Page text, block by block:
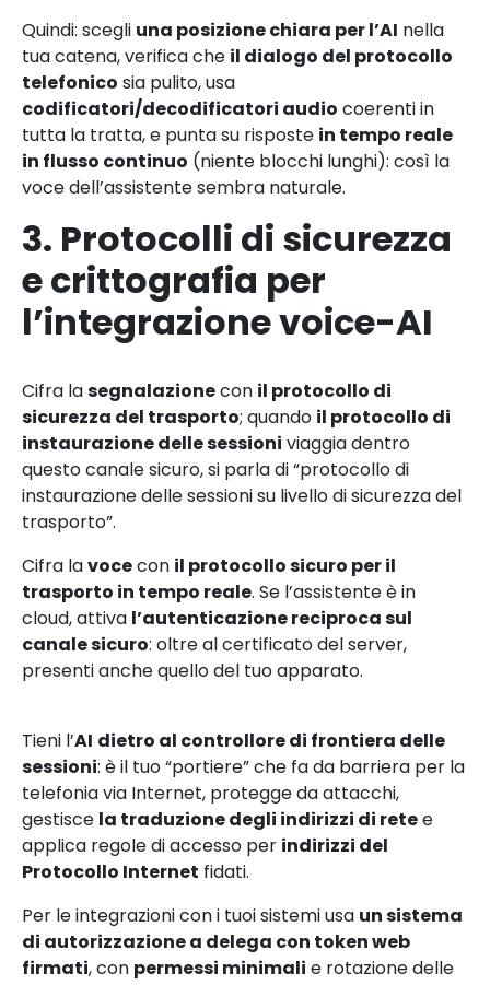
Quindi: scegli una posizione chiara per l’AI nella
tua catena, verifica che il dialogo del protocollo
telefonico sia pulito, usa
codificatori/decodificatori audio coerenti in
tutta la tratta, e punta su risposte in tempo reale
in flusso continuo (niente blocchi lunghi): così la
voce dell’assistente sembra naturale.
3. Protocolli di sicurezza
e crittografia per
l’integrazione voice-AI
Cifra lasegnalazionecon il protocollo di
sicurezza del trasporto; quando il protocollo di
instaurazione delle sessioni viaggia dentro
questo canale sicuro, si parla di “protocollo di
instaurazione delle sessioni su livello di sicurezza del
trasporto”.
Cifra lavocecon il protocollo sicuro per il
trasporto in tempo reale. Se l’assistente è in
cloud, attiva l’autenticazione reciproca sul
canale sicuro: oltre al certificato del server,
presenti anche quello del tuo apparato.
Tieni l’AI dietro al controllore di frontiera delle
sessioni: è il tuo “portiere” che fa da barriera per la
telefonia via Internet, protegge da attacchi,
gestisce la traduzione degli indirizzi di retee
applica regole di accesso per indirizzi del
Protocollo Internet fidati.
Per le integrazioni con i tuoi sistemi usa un sistema
di autorizzazione a delega con token web
firmati, con permessi minimali e rotazione delle